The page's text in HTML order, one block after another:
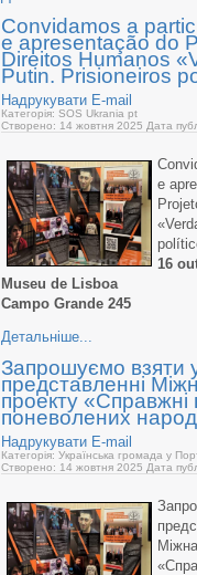
Convidamos a
e apresentação do
Direitos Humanos
Putin. Prisioneiros
Надрукувати E-mail
Категорія: SOS Ukrania pt
Створено: 14 жовтня 2025 Дата
e
16
Museu de Lisboa
Campo Grande 245
Детальніше...
Запрошуємо взяти
представленні
проекту «Справжні
поневолених
Надрукувати E-mail
Категорія: Українська громада у
Створено: 14 жовтня 2025 Дата